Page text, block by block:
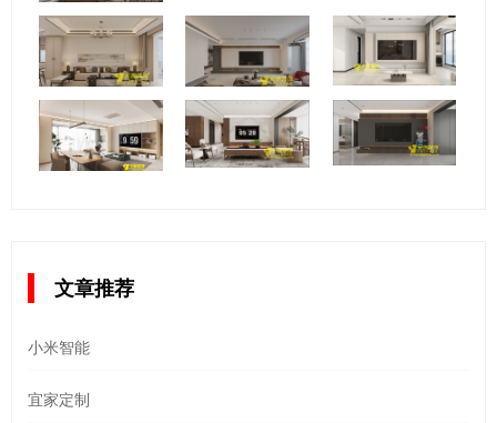
文章推荐
小米智能
宜家定制